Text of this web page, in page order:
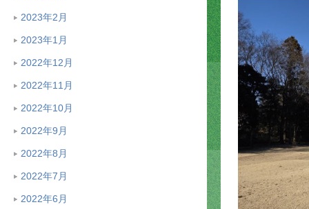
2023年2月
2023年1月
2022年12月
2022年11月
2022年10月
2022年9月
2022年8月
2022年7月
2022年6月